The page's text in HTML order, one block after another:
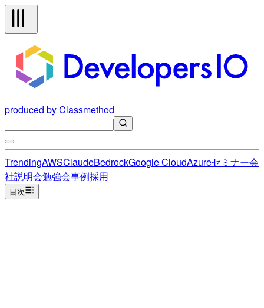
produced by Classmethod
TrendingAWSClaudeBedrockGoogle CloudAzureセミナー会
社説明会勉強会事例採用
目次